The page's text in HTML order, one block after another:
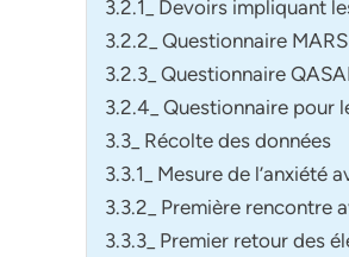
3.2.1_ Devoirs impliquant
3.2.2_ Questionnaire MARS
3.2.3_ Questionnaire
3.2.4_ Questionnaire pour
3.3_ Récolte des données
3.3.1_ Mesure de l’anxiété
3.3.2_ Première rencontre
3.3.3_ Premier retour des